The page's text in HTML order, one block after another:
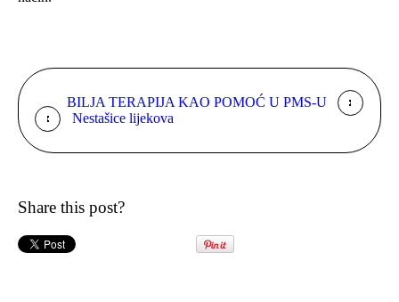
BILJA TERAPIJA KAO POMOĆ U PMS-U
Nestašice lijekova
Share this post?